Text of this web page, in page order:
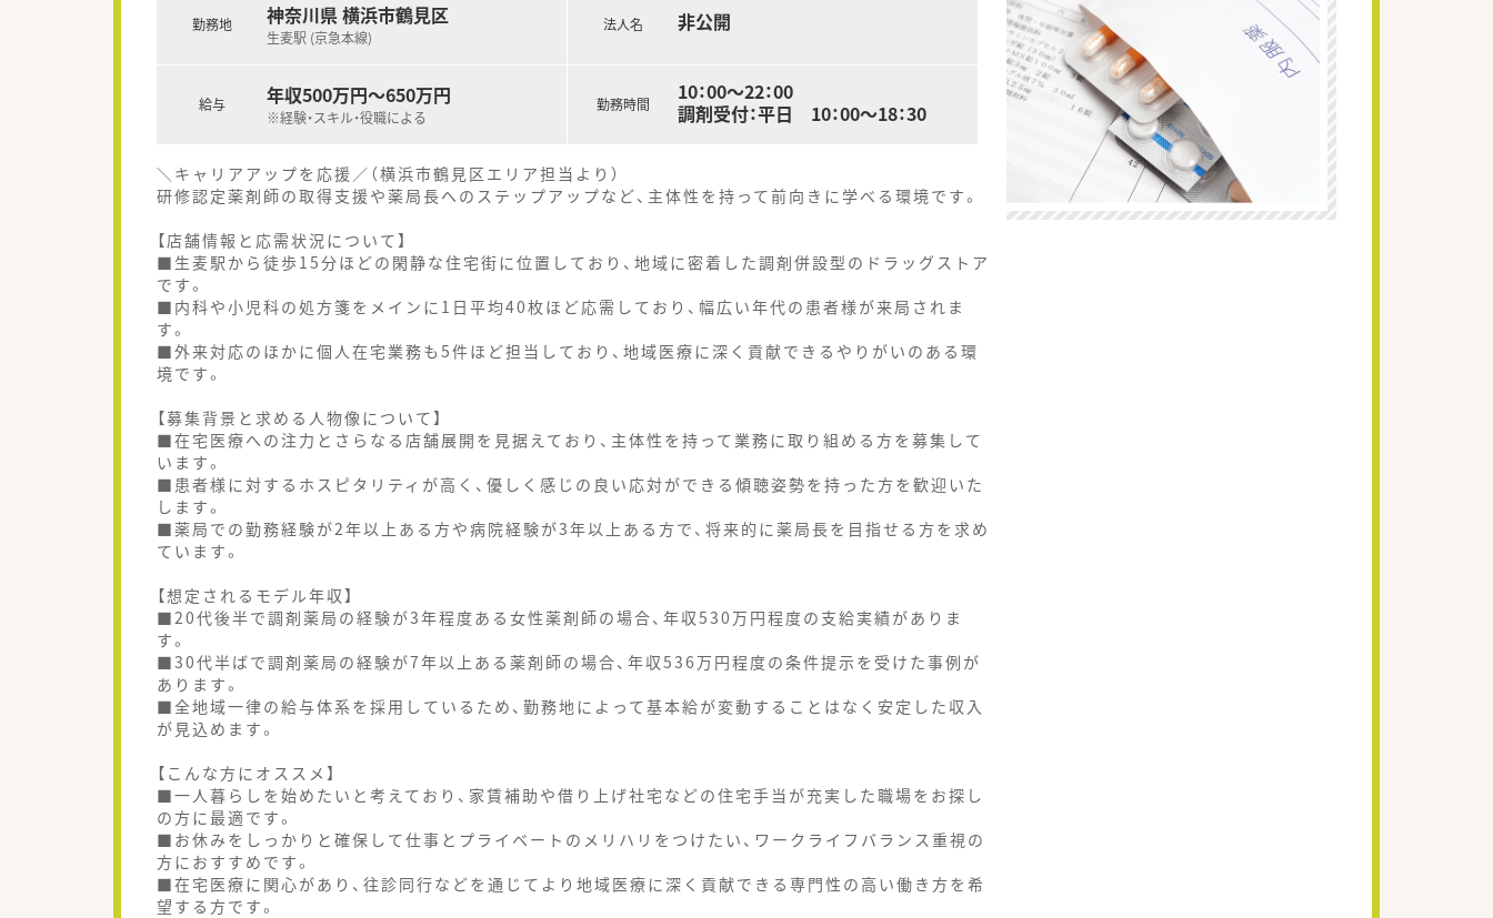
勤務地 神奈川県 横浜市鶴見区
生麦駅 (京急本線)
給与 年収500万円～650万円
※経験・スキル・役職による
法人名 非公開
勤務時間
10：00～22：00
調剤受付：平日 10：00～18：30
＼キャリアアップを応援／（横浜市鶴見区エリア担当より）
研修認定薬剤師の取得支援や薬局長へのステップアップなど、主体性を持って前向きに学べる環境です。
【店舗情報と応需状況について】
■生麦駅から徒歩15分ほどの閑静な住宅街に位置しており、地域に密着した調剤併設型のドラッグストア
です。
■内科や小児科の処方箋をメインに1日平均40枚ほど応需しており、幅広い年代の患者様が来局されま
す。
■外来対応のほかに個人在宅業務も5件ほど担当しており、地域医療に深く貢献できるやりがいのある環
境です。
【募集背景と求める人物像について】
■在宅医療への注力とさらなる店舗展開を見据えており、主体性を持って業務に取り組める方を募集して
います。
■患者様に対するホスピタリティが高く、優しく感じの良い応対ができる傾聴姿勢を持った方を歓迎いた
します。
■薬局での勤務経験が2年以上ある方や病院経験が3年以上ある方で、将来的に薬局長を目指せる方を求め
ています。
【想定されるモデル年収】
■20代後半で調剤薬局の経験が3年程度ある女性薬剤師の場合、年収530万円程度の支給実績がありま
す。
■30代半ばで調剤薬局の経験が7年以上ある薬剤師の場合、年収536万円程度の条件提示を受けた事例が
あります。
■全地域一律の給与体系を採用しているため、勤務地によって基本給が変動することはなく安定した収入
が見込めます。
【こんな方にオススメ】
■一人暮らしを始めたいと考えており、家賃補助や借り上げ社宅などの住宅手当が充実した職場をお探し
の方に最適です。
■お休みをしっかりと確保して仕事とプライベートのメリハリをつけたい、ワークライフバランス重視の
方におすすめです。
■在宅医療に関心があり、往診同行などを通じてより地域医療に深く貢献できる専門性の高い働き方を希
望する方です。